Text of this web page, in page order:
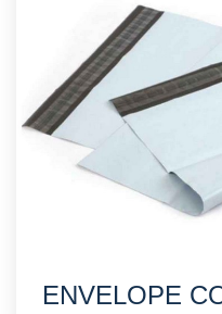
ENVELOPE